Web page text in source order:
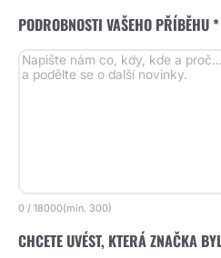
PODROBNOSTI VAŠEHO PŘÍBĚHU *
0 / 18000(min. 300)
CHCETE UVÉST, KTERÁ ZNAČKA